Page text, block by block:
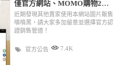
僅官方網站、MOMO購物2大
平台
近期發現其他賣家使用本網站圖片販售
噴噴黑，請大家多加留意並選擇官方認
證銷售管道！
官方公告 7.4K